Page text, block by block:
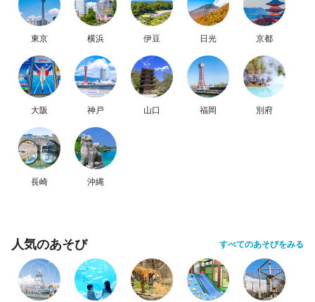
東京 横浜 伊豆 日光 京都
大阪 神戸 山口 福岡 別府
長崎 沖縄
人気のあそび すべてのあそびをみる